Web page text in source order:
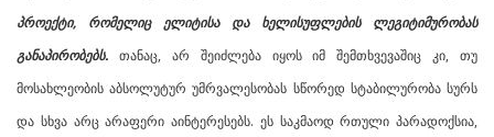
პროექტი, რომელიც ელიტისა და ხელისუფლების ლეგიტიმურობას
განაპირობებს. თანაც, არ შეიძლება იყოს იმ შემთხვევაშიც კი, თუ
მოსახლეობის აბსოლუტურ უმრვალესობას სწორედ სტაბილურობა სურს
და სხვა არც არაფერი აინტერესებს. ეს საკმაოდ რთული პარადოქსია,